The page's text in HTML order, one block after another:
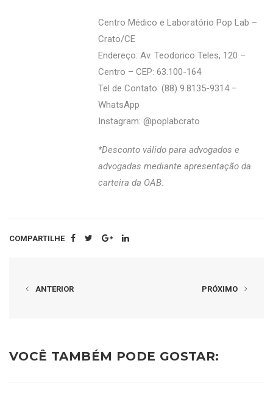
Centro Médico e Laboratório Pop Lab –
Crato/CE
Endereço: Av. Teodorico Teles, 120 –
Centro – CEP: 63.100-164
Tel de Contato: (88) 9.8135-9314 –
WhatsApp
Instagram: @‌poplabcrato
*Desconto válido para advogados e
advogadas mediante apresentação da
carteira da OAB.
COMPARTILHE
ANTERIOR PRÓXIMO
VOCÊ TAMBÉM PODE GOSTAR: